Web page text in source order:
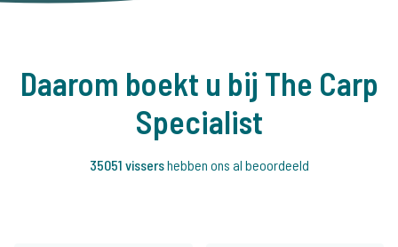
Daarom boekt u bij The Carp
Specialist
35051 vissershebben ons al beoordeeld